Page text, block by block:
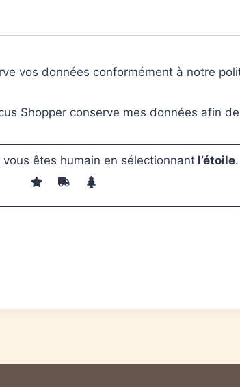
vos données conformément à notre
Shopper conserve mes données afin
êtes humain en sélectionnant l’étoile.